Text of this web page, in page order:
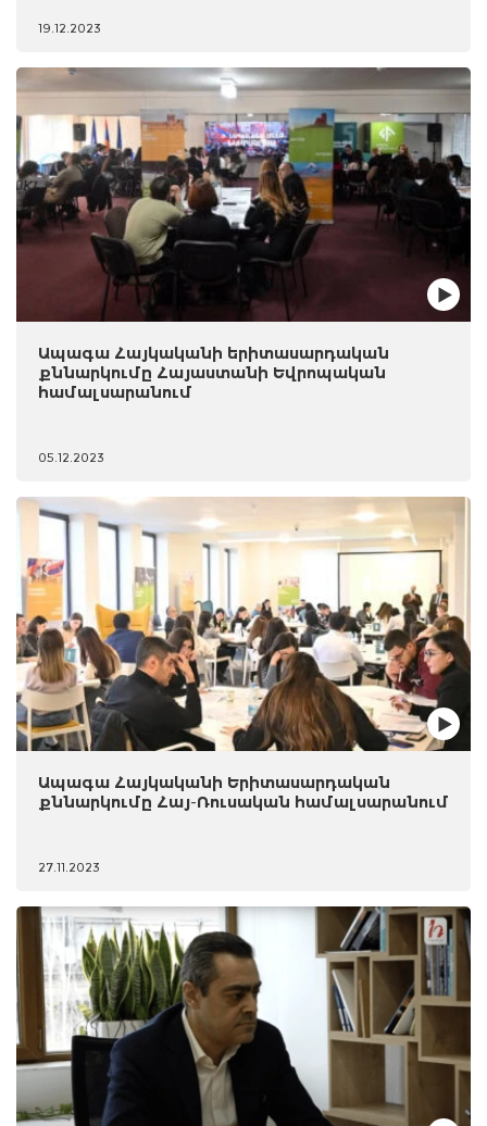
19.12.2023
Ապագա Հայկականի երիտասարդական
քննարկումը Հայաստանի Եվրոպական
համալսարանում
05.12.2023
Ապագա Հայկականի Երիտասարդական
քննարկումը Հայ-Ռուսական համալսարանում
27.11.2023